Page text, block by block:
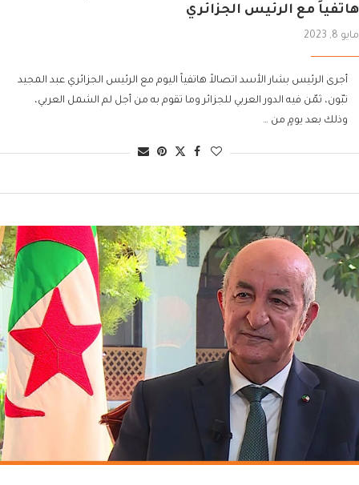
هاتفياً مع الرئيس الجزائري
مايو 8, 2023
أجرى الرئيس بشار الأسد اتصالاً هاتفياً اليوم مع الرئيس الجزائري عبد المجيد
تبّون، ثمّن فيه الدور العربي للجزائر وما تقوم به من أجل لم الشمل العربي،
وذلك بعد يومٍ من …